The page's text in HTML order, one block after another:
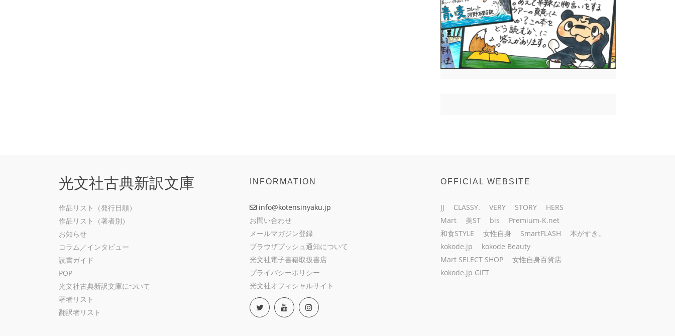
光文社古典新訳文庫
作品リスト（発行日順）
作品リスト（著者別）
お知らせ
コラム／インタビュー
読書ガイド
POP
光文社古典新訳文庫について
著者リスト
翻訳者リスト
INFORMATION
info@kotensinyaku.jp
お問い合わせ
メールマガジン登録
ブラウザプッシュ通知について
光文社電子書籍取扱書店
プライバシーポリシー
光文社オフィシャルサイト
OFFICIAL WEBSITE
JJ CLASSY. VERY STORY
HERS
Mart
美ST bis
Premium-K.net
和食STYLE
女性自身 SmartFLASH
本がすき。
kokode.jp
kokode Beauty
Mart SELECT SHOP
女性自身百貨店
kokode.jp GIFT